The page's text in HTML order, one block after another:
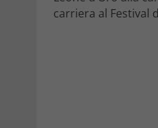
carriera al Festival